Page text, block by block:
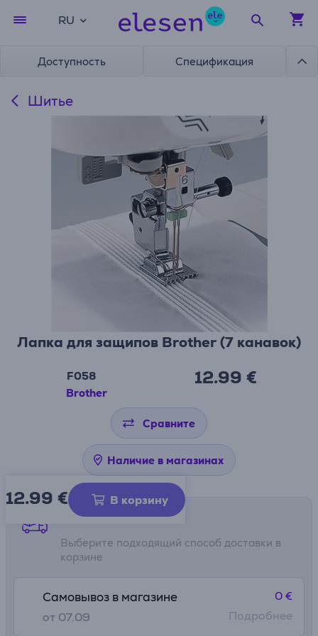
RU
Доступность Спецификация
Шитье
Лапка для защипов Brother (7 канавок)
F058
Brother
12.99 €
Сравните
Наличие в магазинах
12.99 € В корзину
Способы доставки
Выберите подходящий способ доставки в
корзине
Самовывоз в магазине
от 07.09
0 €
Подробнее